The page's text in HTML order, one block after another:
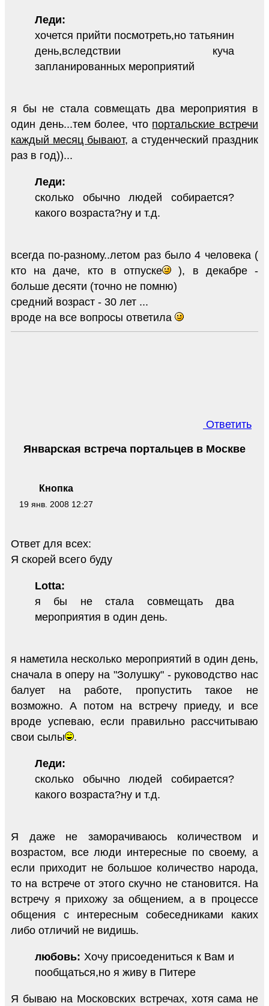
Леди:
хочется прийти посмотреть,но татьянин
день,вследствии куча
запланированных мероприятий
я бы не стала совмещать два мероприятия в
один день...тем более, что портальские встречи
каждый месяц бывают, а студенческий праздник
раз в год))...
Леди:
сколько обычно людей собирается?
какого возраста?ну и т.д.
всегда по-разному..летом раз было 4 человека (
кто на даче, кто в отпуске
), в декабре -
больше десяти (точно не помню)
средний возраст - 30 лет ...
вроде на все вопросы ответила
Ответить
Кнопка
19 янв. 2008 12:27
Январская встреча портальцев в Москве
Ответ для всех:
Я скорей всего буду
Lotta:
я бы не стала совмещать два
мероприятия в один день.
я наметила несколько мероприятий в один день,
сначала в оперу на "Золушку" - руководство нас
балует на работе, пропустить такое не
возможно. А потом на встречу приеду, и все
вроде успеваю, если правильно рассчитываю
свои сылы
.
Леди:
сколько обычно людей собирается?
какого возраста?ну и т.д.
Я даже не заморачиваюсь количеством и
возрастом, все люди интересные по своему, а
если приходит не большое количество народа,
то на встрече от этого скучно не становится. На
встречу я прихожу за общением, а в процессе
общения с интересным собеседниками каких
либо отличий не видишь.
любовь: Хочу присоедениться к Вам и
пообщаться,но я живу в Питере
Я бываю на Московских встречах, хотя сама не